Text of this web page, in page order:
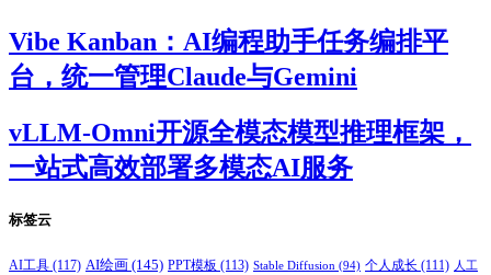
Vibe Kanban：AI编程助手任务编排平
台，统一管理Claude与Gemini
vLLM-Omni开源全模态模型推理框架，
一站式高效部署多模态AI服务
标签云
AI工具 (117) AI绘画 (145) PPT模板 (113) Stable Diffusion (94) 个人成长 (111) 人工